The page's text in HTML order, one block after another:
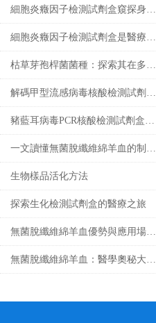
細胞炎癥因子檢測試劑盒窺探身體內部的戰爭
細胞炎癥因子檢測試劑盒是醫療的微觀探索者
枯草芽孢桿菌菌種：探索其在多個領域中的實際應用
解碼甲型流感病毒核酸檢測試劑盒奧秘，精準鎖定病毒
豬藍耳病毒PCR核酸檢測試劑盒基礎科普
一文讀懂無菌脫纖維綿羊血的制備工藝
生物樣品活化方法
探索生化檢測試劑盒的醫療之旅
無菌脫纖維綿羊血優勢與應用場景匯總
無菌脫纖維綿羊血：醫學奧秘大揭秘！